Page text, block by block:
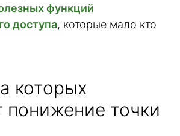
функций
доступа, которые мало кто
которых
понижение точки